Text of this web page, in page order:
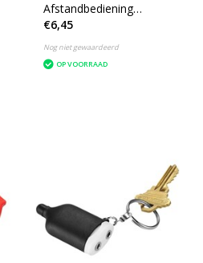
Afstandbediening
Universeel
€6,45
Nog niet gewaardeerd
OP VOORRAAD